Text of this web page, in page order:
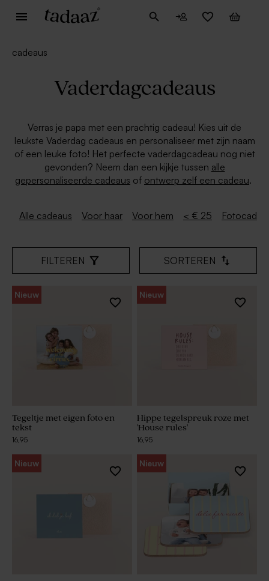
cadeaus
Vaderdagcadeaus
Verras je papa met een prachtig cadeau! Kies uit de
leukste Vaderdag cadeaus en personaliseer met zijn naam
of een leuke foto! Het perfecte vaderdagcadeau nog niet
gevonden? Neem dan een kijkje tussen alle
gepersonaliseerde cadeaus of ontwerp zelf een cadeau.
Alle cadeaus Voor haar Voor hem < € 25
FILTEREN SORTEREN
Nieuw
Tegeltje met eigen foto en
tekst
16,95
Nieuw
Hippe tegelspreuk roze met
'House rules'
16,95
Nieuw Nieuw